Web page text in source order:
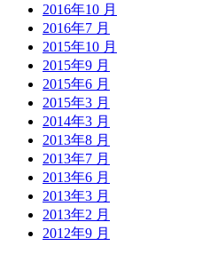
2016年10 月
2016年7 月
2015年10 月
2015年9 月
2015年6 月
2015年3 月
2014年3 月
2013年8 月
2013年7 月
2013年6 月
2013年3 月
2013年2 月
2012年9 月